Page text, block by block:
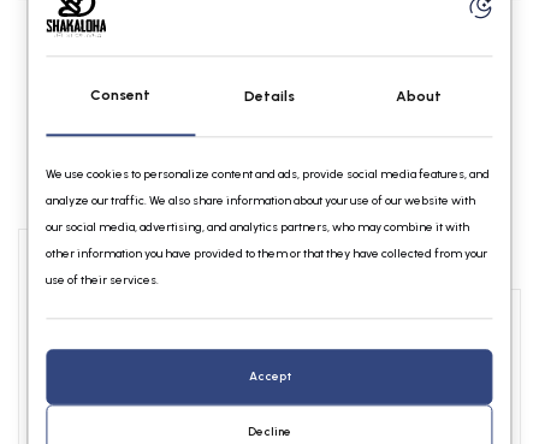
Info Reviews
verschillende kleuren. De kleurencombinaties zijn in grijs en
blauwtinten met accenten van vele andere kleuren zoals groen en
rood. Het vest heeft een zachte fleecevoering aan de binnenzijde,
Consent Details About
We use cookies to personalize content and ads, provide social media features, and
analyze our traffic. We also share information about your use of our website with
our social media, advertising, and analytics partners, who may combine it with
other information you have provided to them or that they have collected from your
use of their services.
Accept
Decline